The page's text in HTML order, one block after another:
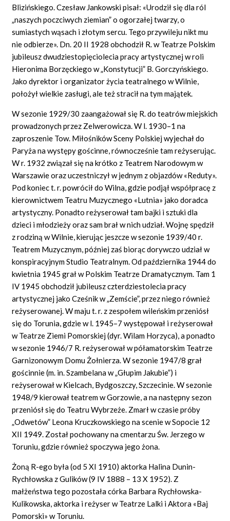
Blizińskiego. Czesław Jankowski pisał: «Urodził się dla ról
„naszych poczciwych ziemian” o ogorzałej twarzy, o
sumiastych wąsach i złotym sercu. Tego przywileju nikt mu
nie odbierze». Dn. 20 II 1928 obchodził R. w Teatrze Polskim
jubileusz dwudziestopięciolecia pracy artystycznej w roli
Hieronima Borzęckiego w „Konstytucji” B. Gorczyńskiego.
Jako dyrektor i organizator życia teatralnego w Wilnie,
położył wielkie zasługi, ale też stracił na tym majątek.
W sezonie 1929/30 zaangażował się R. do teatrów miejskich
prowadzonych przez Zelwerowicza. W l. 1930–1 na
zaproszenie Tow. Miłośników Sceny Polskiej wyjechał do
Paryża na występy gościnne, równocześnie tam reżyserując.
W r. 1932 związał się na krótko z Teatrem Narodowym w
Warszawie oraz uczestniczył w jednym z objazdów «Reduty».
Pod koniec t. r. powrócił do Wilna, gdzie podjął współpracę z
kierownictwem Teatru Muzycznego «Lutnia» jako doradca
artystyczny. Ponadto reżyserował tam bajki i sztuki dla
dzieci i młodzieży oraz sam brał w nich udział. Wojnę spędził
z rodziną w Wilnie, kierując jeszcze w sezonie 1939/40 r.
Teatrem Muzycznym, później zaś biorąc dorywczo udział w
konspiracyjnym Studio Teatralnym. Od października 1944 do
kwietnia 1945 grał w Polskim Teatrze Dramatycznym. Tam 1
IV 1945 obchodził jubileusz czterdziestolecia pracy
artystycznej jako Cześnik w „Zemście”, przez niego również
reżyserowanej. W maju t. r. z zespołem wileńskim przeniósł
się do Torunia, gdzie w l. 1945–7 występował i reżyserował
w Teatrze Ziemi Pomorskiej (dyr. Wilam Horzyca), a ponadto
w sezonie 1946/7 R. reżyserował w półamatorskim Teatrze
Garnizonowym Domu Żołnierza. W sezonie 1947/8 grał
gościnnie (m. in. Szambelana w „Głupim Jakubie”) i
reżyserował w Kielcach, Bydgoszczy, Szczecinie. W sezonie
1948/9 kierował teatrem w Gorzowie, a na następny sezon
przeniósł się do Teatru Wybrzeże. Zmarł w czasie próby
„Odwetów” Leona Kruczkowskiego na scenie w Sopocie 12
XII 1949. Został pochowany na cmentarzu Św. Jerzego w
Toruniu, gdzie również spoczywa jego żona.
Żoną R-ego była (od 5 XI 1910) aktorka Halina Dunin-
Rychłowska z Gulików (9 IV 1888 – 13 X 1952). Z
małżeństwa tego pozostała córka Barbara Rychłowska-
Kulikowska, aktorka i reżyser w Teatrze Lalki i Aktora «Baj
Pomorski» w Toruniu.